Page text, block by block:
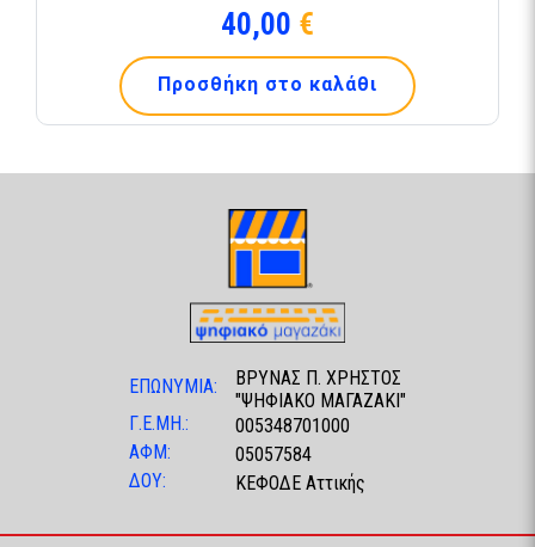
40,00 €
Προσθήκη στο καλάθι
ΕΠΩΝΥΜΙΑ:
ΒΡΥΝΑΣ Π. ΧΡΗΣΤΟΣ
"ΨΗΦΙΑΚΟ ΜΑΓΑΖΑΚΙ"
Γ.Ε.ΜΗ.:
005348701000
ΑΦΜ:
05057584
ΔΟΥ:
ΚΕΦΟΔΕ Αττικής